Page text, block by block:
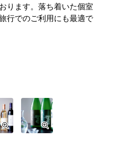
ります。落ち着いた個室
行でのご利用にも最適で